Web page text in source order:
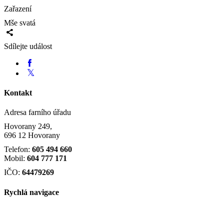
Zařazení
Mše svatá
Sdílejte událost
Kontakt
Adresa farního úřadu
Hovorany 249,
696 12 Hovorany
Telefon: 605 494 660
Mobil: 604 777 171
IČO: 64479269
Rychlá navigace